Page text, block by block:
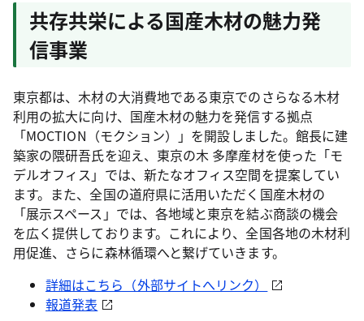
共存共栄による国産木材の魅力発
信事業
東京都は、木材の大消費地である東京でのさらなる木材
利用の拡大に向け、国産木材の魅力を発信する拠点
「MOCTION（モクション）」を開設しました。館長に建
築家の隈研吾氏を迎え、東京の木 多摩産材を使った「モ
デルオフィス」では、新たなオフィス空間を提案してい
ます。また、全国の道府県に活用いただく国産木材の
「展示スペース」では、各地域と東京を結ぶ商談の機会
を広く提供しております。これにより、全国各地の木材利
用促進、さらに森林循環へと繋げていきます。
詳細はこちら（外部サイトへリンク）
報道発表